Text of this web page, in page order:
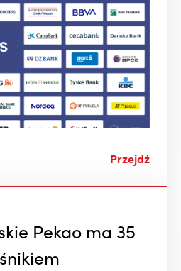
Przejdź
Pekao ma 35